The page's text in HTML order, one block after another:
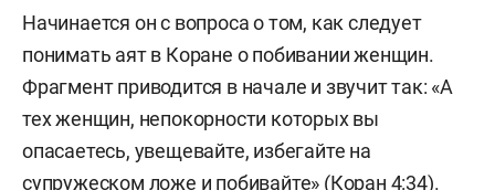
Начинается он с вопроса о том, как следует
понимать аят в Коране о побивании женщин.
Фрагмент приводится в начале и звучит так: «А
тех женщин, непокорности которых вы
опасаетесь, увещевайте, избегайте на
супружеском ложе и побивайте» (Коран 4:34).